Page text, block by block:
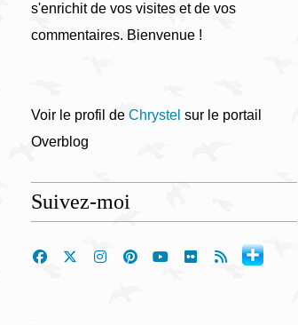
s'enrichit de vos visites et de vos
commentaires. Bienvenue !
Voir le profil de Chrystel sur le portail
Overblog
Suivez-moi